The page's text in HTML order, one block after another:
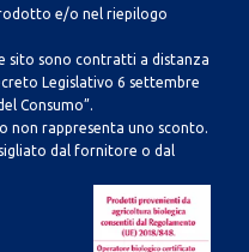
e/o nel riepilogo
sito sono contratti a distanza
Legislativo 6 settembre
Consumo”.
non rappresenta uno sconto.
dal fornitore o dal